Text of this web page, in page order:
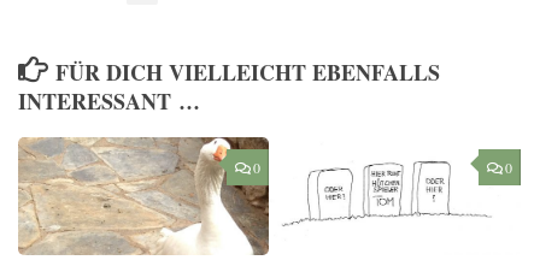
FÜR DICH VIELLEICHT EBENFALLS
INTERESSANT …
0 0